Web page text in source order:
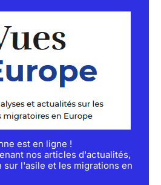
est en ligne !
nos articles d'actualités,
l'asile et les migrations en